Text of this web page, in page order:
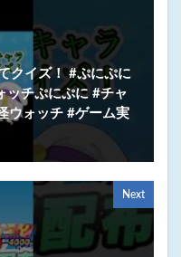
クイズ！ #ぷにぷに
ッチぷにぷに #チャ
ウォッチ #ゲーム実
Next